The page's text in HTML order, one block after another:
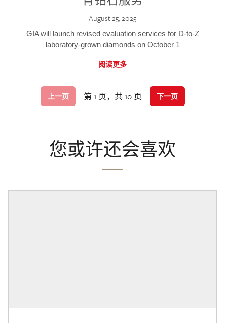
August 25, 2025
GIA will launch revised evaluation services for D-to-Z
laboratory-grown diamonds on October 1
阅读更多
上一页 第 1 页，共 10 页 下一页
您或许还会喜欢